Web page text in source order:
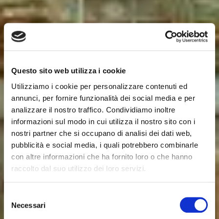
Questo sito web utilizza i cookie
Utilizziamo i cookie per personalizzare contenuti ed
annunci, per fornire funzionalità dei social media e per
analizzare il nostro traffico. Condividiamo inoltre
informazioni sul modo in cui utilizza il nostro sito con i
nostri partner che si occupano di analisi dei dati web,
pubblicità e social media, i quali potrebbero combinarle
con altre informazioni che ha fornito loro o che hanno
raccolto dal suo utilizzo dei loro servizi.
Selezione
delNecessari